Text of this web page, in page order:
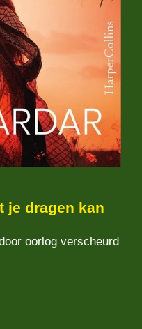
je dragen kan
oorlog verscheurd